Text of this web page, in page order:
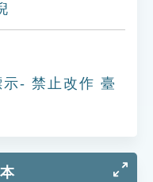
- 禁止改作 臺